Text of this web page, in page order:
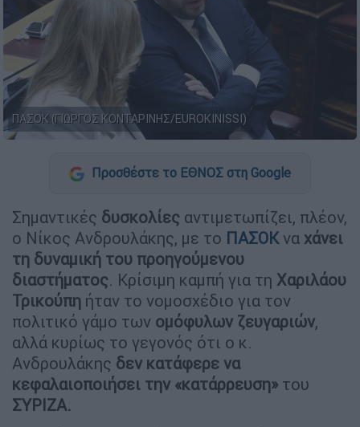
ΠΑΣΟΚ (ΓΙΩΡΓΟΣ ΚΟΝΤΑΡΙΝΗΣ/EUROKINISSI)
Προσθέστε το ΕΘΝΟΣ στη Google
Σημαντικές δυσκολίες αντιμετωπίζει, πλέον,
ο Νίκος Ανδρουλάκης, με το ΠΑΣΟΚνα χάνει
τη δυναμική του προηγούμενου
διαστήματος. Κρίσιμη καμπή για τη Χαριλάου
Τρικούπη ήταν το νομοσχέδιο για τον
πολιτικό γάμο των ομόφυλων ζευγαριών,
αλλά κυρίως το γεγονός ότι ο κ.
Ανδρουλάκης δεν κατάφερε να
κεφαλαιοποιήσει την «κατάρρευση» του
ΣΥΡΙΖΑ.